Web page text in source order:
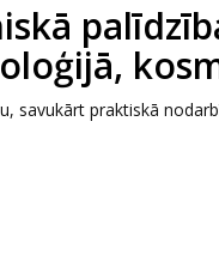
savukārt praktiskā